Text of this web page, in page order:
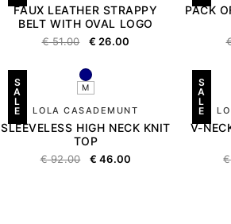
FAUX LEATHER STRAPPY
BELT WITH OVAL LOGO
€51.00 € 26.00
PACK
S
A
L
E
M
LOLA CASADEMUNT
SLEEVELESS HIGH NECK KNIT
TOP
€92.00 € 46.00
S
A
L
E
V-
€